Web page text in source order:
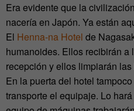
Era evidente que la
nacería en Japón. Ya están
El Henna-na Hotel de
humanoides. Ellos recibirán a
recepción y ellos limpiarán
En la puerta del hotel
transporte el equipaje. Lo